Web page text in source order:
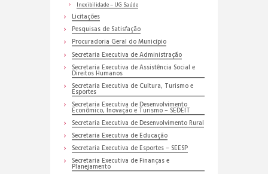
Inexibilidade – UG Saúde
Licitações
Pesquisas de Satisfação
Procuradoria Geral do Município
Secretaria Executiva de Administração
Secretaria Executiva de Assistência Social e
Direitos Humanos
Secretaria Executiva de Cultura, Turismo e
Esportes
Secretaria Executiva de Desenvolvimento
Econômico, Inovação e Turismo – SEDEIT
Secretaria Executiva de Desenvolvimento Rural
Secretaria Executiva de Educação
Secretaria Executiva de Esportes – SEESP
Secretaria Executiva de Finanças e
Planejamento